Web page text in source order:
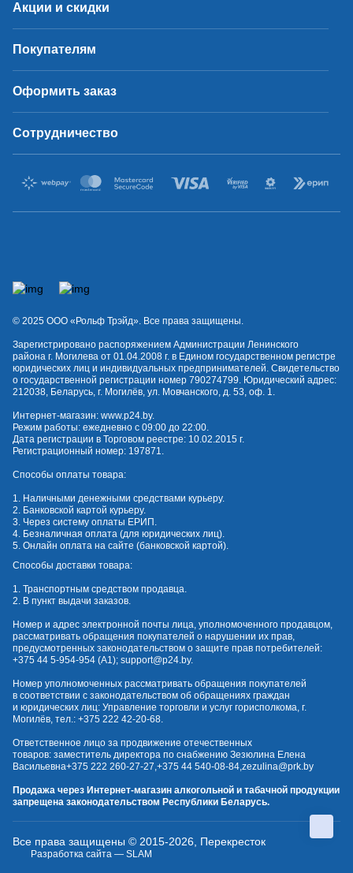
Акции и скидки
Покупателям
Оформить заказ
Сотрудничество
© 2025 OOO «Рольф Трэйд». Все права защищены.
Зарегистрировано распоряжением Администрации Ленинского
района г. Могилева от 01.04.2008 г. в Едином государственном регистре
юридических лиц и индивидуальных предпринимателей. Свидетельство
о государственной регистрации номер 790274799. Юридический адрес:
212038, Беларусь, г. Могилёв, ул. Мовчанского, д. 53, оф. 1.
Интернет-магазин: www.p24.by.
Режим работы: ежедневно с 09:00 до 22:00.
Дата регистрации в Торговом реестре: 10.02.2015 г.
Регистрационный номер: 197871.
Способы оплаты товара:
1. Наличными денежными средствами курьеру.
2. Банковской картой курьеру.
3. Через систему оплаты ЕРИП.
4. Безналичная оплата (для юридических лиц).
5. Онлайн оплата на сайте (банковской картой).
Способы доставки товара:
1. Транспортным средством продавца.
2. В пункт выдачи заказов.
Номер и адрес электронной почты лица, уполномоченного продавцом,
рассматривать обращения покупателей о нарушении их прав,
предусмотренных законодательством о защите прав потребителей:
+375 44 5-954-954 (А1); support@p24.by.
Номер уполномоченных рассматривать обращения покупателей
в соответствии с законодательством об обращениях граждан
и юридических лиц: Управление торговли и услуг горисполкома, г.
Могилёв, тел.: +375 222 42-20-68.
Ответственное лицо за продвижение отечественных
товаров: заместитель директора по снабжению Зезюлина Елена
Васильевна+375 222 260-27-27,+375 44 540-08-84,zezulina@prk.by
Продажа через Интернет-магазин алкогольной и табачной продукции
запрещена законодательством Республики Беларусь.
Все права защищены © 2015-2026, Перекресток
Разработка сайта — SLAM